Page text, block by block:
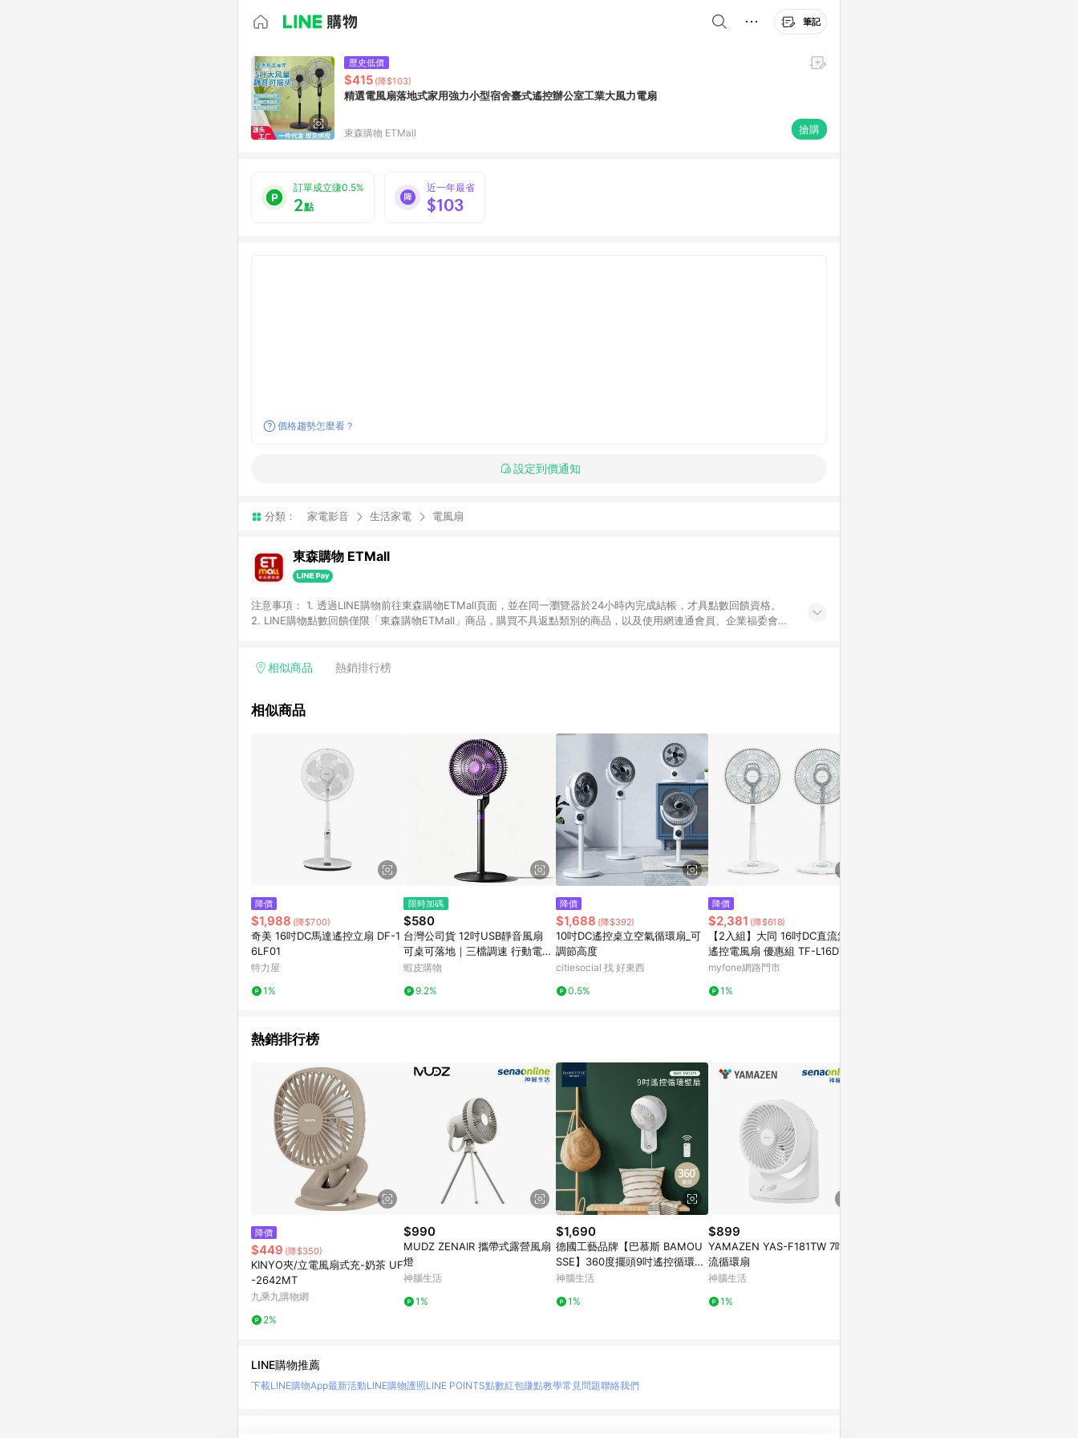
筆記
歷史低價
$415 (降$103)
精選電風扇落地式家用強力小型宿舍臺式遙控辦公室工業大風力電扇
東森購物 ETMall 搶購
訂單成立賺0.5%
2點
近一年最省
$103
價格趨勢怎麼看？
設定到價通知
分類： 家電影音 生活家電 電風扇
東森購物 ETMall
注意事項： 1. 透過LINE購物前往東森購物ETMall頁面，並在同一瀏覽器於24小時內完成結帳，才具點數回饋資格。
2. LINE購物點數回饋僅限「東森購物ETMall」商品，購買不具返點類別的商品，以及使用網連通會員、企業福委會員
「草莓網」全館商品。 4. 如取消訂單、退貨、退款或購物中登出東森購物ETMall，將無法獲得點數回饋。 5. 點數回
面顯示為準。 7. LINE購物設有「單一商品最高回饋點數」機制(特殊活動時開放「回饋無上限」)，以同一訂單中同一
品資料更新會有時間差，如顯示之商品規格、顏色、價位、贈品與東森購物ETMall銷售網頁不符，以銷售網頁標示為
準。 9. 若有贈點爭議，請務必於訂單日期+180天以內至LINE購物客服洽詢；若超過180天(含)以上進行申訴，恕無法
贈點回饋。 10. 部分點數紅包僅限指定商品使用，或不適用於無回饋商品。各點數紅包之適用商品與使用條件請依點數
紅包頁面規則為準。
相似商品 熱銷排行榜
相似商品
降價
$1,988 (降$700)
奇美 16吋DC馬達遙控立扇 DF-1
6LF01
特力屋
1%
限時加碼
$580
台灣公司貨 12吋USB靜音風扇
可桌可落地｜三檔調速 行動電源
供電 10米遠距送風 露營/宿舍/臥
蝦皮購物
9.2%
降價
$1,688 (降$392)
10吋DC遙控桌立空氣循環扇_可
調節高度
citiesocial 找 好東西
0.5%
降價
$2,381 (降$618)
【2入組】大同 16吋DC直流無線
遙控電風扇 優惠組 TF-L16DTF
TF-L16DTFX2
myfone網路門市
1%
熱銷排行榜
降價
$449 (降$350)
KINYO夾/立電風扇式充-奶茶 UF
-2642MT
九乘九購物網
2%
$990
MUDZ ZENAIR 攜帶式露營風扇
燈
神腦生活
1%
$1,690
德國工藝品牌【巴慕斯 BAMOU
SSE】360度擺頭9吋遙控循環壁
扇 BMS-EW2475
神腦生活
1%
$899
YAMAZEN YAS-F181TW 7吋氣
流循環扇
神腦生活
1%
LINE購物推薦
下載LINE購物App最新活動LINE購物護照LINE POINTS點數紅包賺點教學常見問題聯絡我們